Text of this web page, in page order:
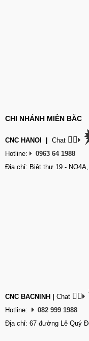
CHI NHÁNH MIỀN BẮC
CNC HANOI Chat 👉🏽
Hotline:
0963 64 1988
Địa chỉ: Biệt thự 19 -
CNC BACNINH Chat 👉🏽
Hotline:
082 999 1988
Địa chỉ: 67 đường Lê Quý